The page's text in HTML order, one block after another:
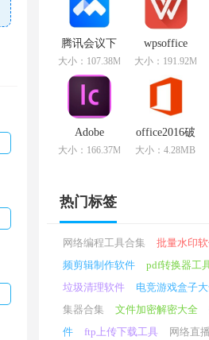
腾讯会议下
载
v2.15.2.415
最新版
大小：107.38MB
wpsoffice
v11.1.0.10578
官方版
大小：191.92MB
Adobe
InCopy CS6
v8.1.0.420
大小：166.37MB
office2016破
解版
大小：4.28MB
热门标签
网络编程工具合集 批量水印
频剪辑制作软件
pdf转换器工
垃圾清理软件
电竞游戏盒子
集器合集
文件加密解密大全
件
ftp上传下载工具 网络直